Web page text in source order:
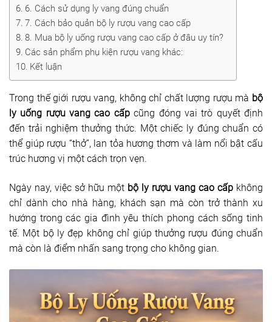
Liên hệ
6. Cách sử dụng ly vang đúng chuẩn
7. Cách bảo quản bộ ly rượu vang cao cấp
8. Mua bộ ly uống rượu vang cao cấp ở đâu uy tín?
Các sản phẩm phụ kiện rượu vang khác:
Kết luận
Trong thế giới rượu vang, không chỉ chất lượng rượu mà bộ
ly uống rượu vang cao cấpcũng đóng vai trò quyết định
đến trải nghiệm thưởng thức. Một chiếc ly đúng chuẩn có
thể giúp rượu “thở”, lan tỏa hương thơm và làm nổi bật cấu
trúc hương vị một cách trọn vẹn.
Ngày nay, việc sở hữu một bộ ly rượu vang cao cấp không
chỉ dành cho nhà hàng, khách sạn mà còn trở thành xu
hướng trong các gia đình yêu thích phong cách sống tinh
tế. Một bộ ly đẹp không chỉ giúp thưởng rượu đúng chuẩn
mà còn là điểm nhấn sang trọng cho không gian.